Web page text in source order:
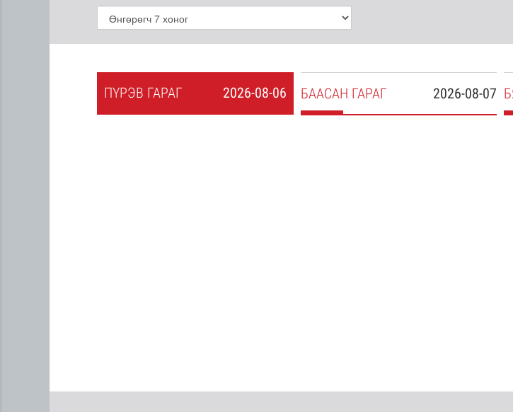
2026-08-06
ПҮРЭВ ГАРАГ 2026-08-07
БААСАН ГАРАГ